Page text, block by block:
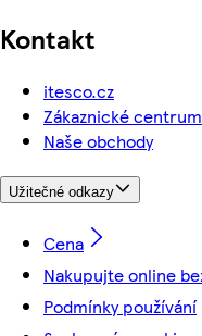
Kontakt
itesco.cz
Zákaznické
Naše obchody
Užitečné odkazy
Cena
Nakupujte online
Podmínky používání